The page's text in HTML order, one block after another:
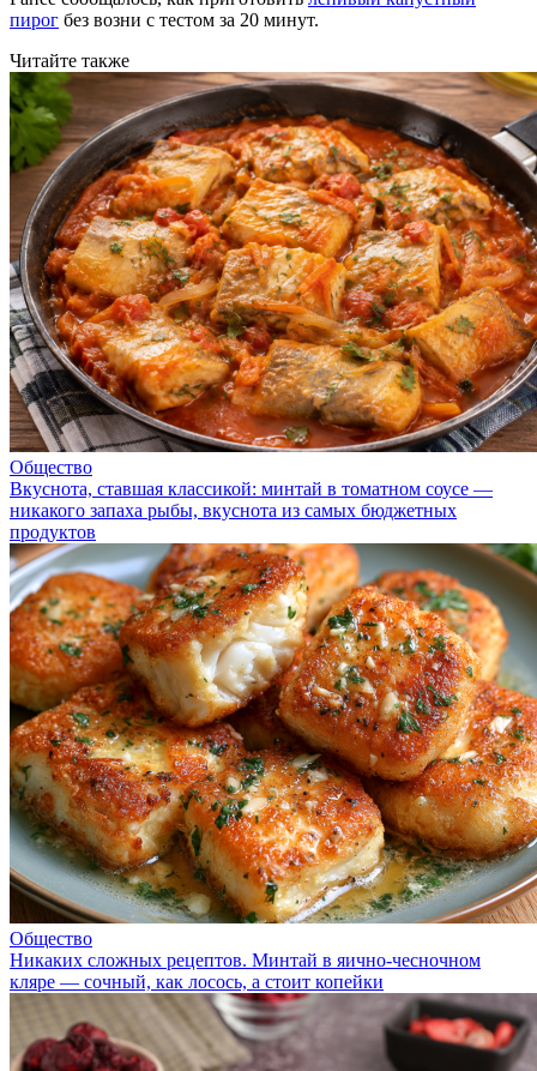
пирог без возни с тестом за 20 минут.
Читайте также
Общество
Вкуснота, ставшая классикой: минтай в томатном соусе —
никакого запаха рыбы, вкуснота из самых бюджетных
продуктов
Общество
Никаких сложных рецептов. Минтай в яично-чесночном
кляре — сочный, как лосось, а стоит копейки